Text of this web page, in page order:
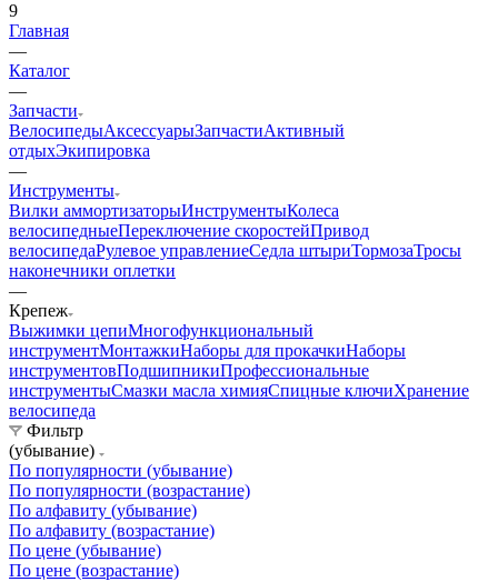
9
Главная
—
Каталог
—
Запчасти
ВелосипедыАксессуарыЗапчастиАктивный
отдыхЭкипировка
—
Инструменты
Вилки аммортизаторыИнструментыКолеса
велосипедныеПереключение скоростейПривод
велосипедаРулевое управлениеСедла штыриТормозаТросы
наконечники оплетки
—
Крепеж
Выжимки цепиМногофункциональный
инструментМонтажкиНаборы для прокачкиНаборы
инструментовПодшипникиПрофессиональные
инструментыСмазки масла химияСпицные ключиХранение
велосипеда
Фильтр
(убывание)
По популярности (убывание)
По популярности (возрастание)
По алфавиту (убывание)
По алфавиту (возрастание)
По цене (убывание)
По цене (возрастание)